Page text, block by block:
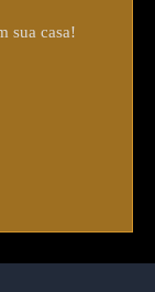
sua casa!